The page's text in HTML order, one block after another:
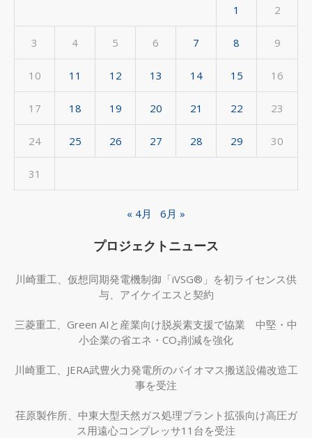
1 2
3 4 5 6 7 8 9
10 11 12 13 14 15 16
17 18 19 20 21 22 23
24 25 26 27 28 29 30
31
« 4月 6月 »
プロジェクトニュース
川崎重工、仮想同期発電機制御「iVSG®」を初ライセンス供
与、アイケイエスと契約
三菱重工、Green AIと産業向け脱炭素支援で協業 中堅・中
小企業の省エネ・CO₂削減を強化
川崎重工、JERA武豊火力発電所のバイオマス搬送設備改造工
事を受注
荏原製作所、中東大型天然ガス処理プラント拡張向け高圧ガ
ス用遠心コンプレッサ11台を受注